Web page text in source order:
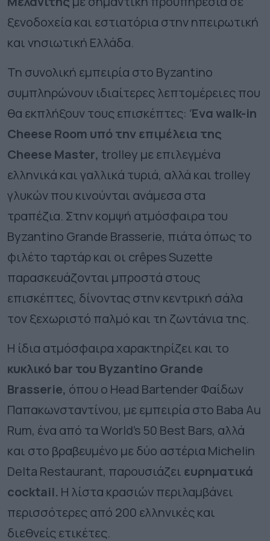
ξενοδοχεία και εστιατόρια στην ηπειρωτική
και νησιωτική Ελλάδα.
Τη συνολική εμπειρία στο Byzantino
συμπληρώνουν ιδιαίτερες λεπτομέρειες που
θα εκπλήξουν τους επισκέπτες: Ένα walk-in
Cheese Room υπό την επιμέλεια της
Cheese Master, trolley με επιλεγμένα
ελληνικά και γαλλικά τυριά, αλλά και trolley
γλυκών που κινούνται ανάμεσα στα
τραπέζια. Στην κομψή ατμόσφαιρα του
Byzantino Grande Brasserie, πιάτα όπως το
φιλέτο ταρτάρ και οι crêpes Suzette
παρασκευάζονται μπροστά στους
επισκέπτες, δίνοντας στην κεντρική σάλα
τον ξεχωριστό παλμό και τη ζωντάνια της.
Η ίδια ατμόσφαιρα χαρακτηρίζει και το
κυκλικό bar του ByzantinoGrande
Brasserie, όπου ο Head Bartender Φαίδων
Παπακωνσταντίνου, με εμπειρία στο Baba Au
Rum, ένα από τα World’s 50 Best Bars, αλλά
και στο βραβευμένο με δύο αστέρια Michelin
Delta Restaurant, παρουσιάζει ευρηματικά
cocktail. Η λίστα κρασιών περιλαμβάνει
περισσότερες από 200 ελληνικές και
διεθνείς ετικέτες.